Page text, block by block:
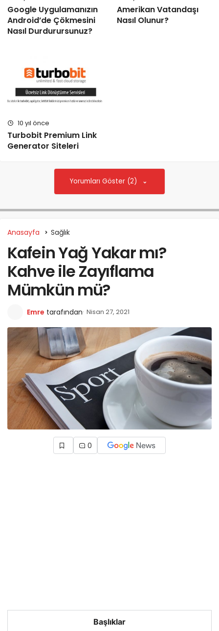
Google Uygulamanızın
Android’de Çökmesini
Nasıl Durdurursunuz?
Amerikan Vatandaşı
Nasıl Olunur?
10 yıl önce
Turbobit Premium Link
Generator Siteleri
Yorumları Göster (2)
Anasayfa Sağlık
Kafein Yağ Yakar mı?
Kahve ile Zayıflama
Mümkün mü?
Emre tarafından Nisan 27, 2021
0
Başlıklar